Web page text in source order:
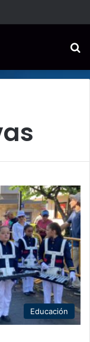
Educación